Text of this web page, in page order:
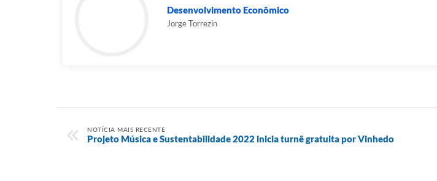
Desenvolvimento Econômico
Jorge Torrezin
NOTÍCIA MAIS RECENTE
Projeto Música e Sustentabilidade 2022 inicia turnê gratuita por Vinhedo